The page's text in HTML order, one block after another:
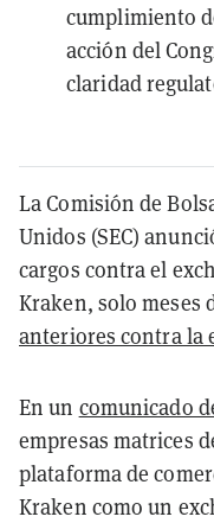
cumplimiento
acción del
claridad
La Comisión de
Unidos (SEC)
cargos contra el
Kraken, solo meses
anteriores contra la
En un comunicado
empresas matrices
plataforma de
Kraken como un